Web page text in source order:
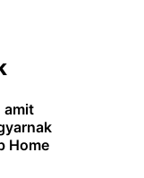
amit
Home